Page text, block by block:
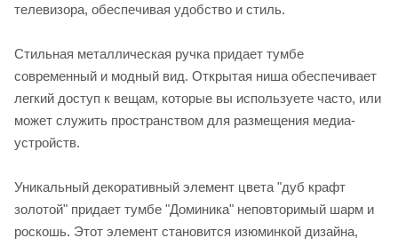
телевизора, обеспечивая удобство и стиль.
Стильная металлическая ручка придает тумбе
современный и модный вид. Открытая ниша обеспечивает
легкий доступ к вещам, которые вы используете часто, или
может служить пространством для размещения медиа-
устройств.
Уникальный декоративный элемент цвета "дуб крафт
золотой" придает тумбе "Доминика" неповторимый шарм и
роскошь. Этот элемент становится изюминкой дизайна,